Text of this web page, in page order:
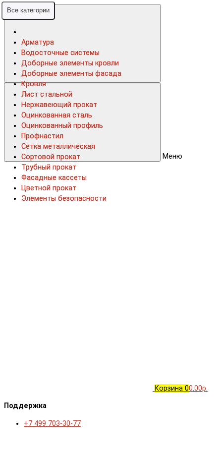
Меню
Корзина 00.00р.
Поддержка
+7 499 703-30-77
Все категории
Арматура
Водосточные системы
Доборные элементы кровли
Доборные элементы фасада
Кровля
Лист стальной
Нержавеющий прокат
Оцинкованная сталь
Оцинкованный профиль
Профнастил
Сетка металлическая
Сортовой прокат
Трубный прокат
Фасадные кассеты
Цветной прокат
Элементы безопасности
Все категории
Арматура
Водосточные системы
Доборные элементы кровли
Доборные элементы фасада
Кровля
Лист стальной
Нержавеющий прокат
Оцинкованная сталь
Оцинкованный профиль
Профнастил
Сетка металлическая
Сортовой прокат
Трубный прокат
Фасадные кассеты
Цветной прокат
Элементы безопасности